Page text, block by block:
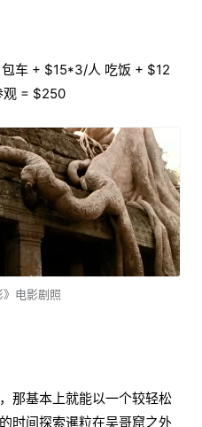
车 + $15*3/人 吃饭 + $12
观 = $250
》电影剧照
那基本上就能以一个较轻松
时间探索暹粒在吴哥窟之外